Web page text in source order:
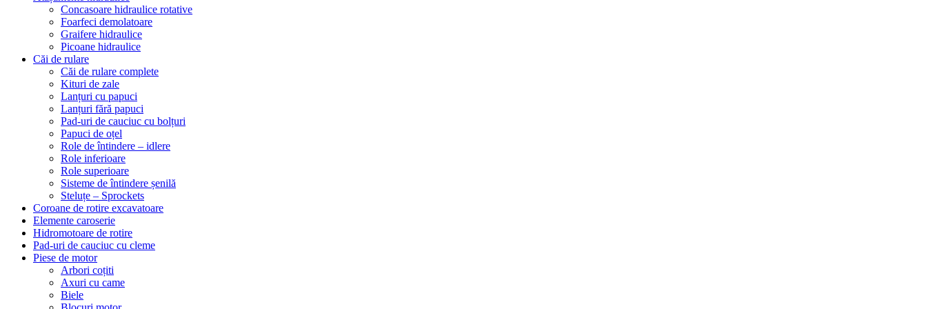
Concasoare hidraulice rotative
Foarfeci demolatoare
Graifere hidraulice
Picoane hidraulice
Căi de rulare
Căi de rulare complete
Kituri de zale
Lanțuri cu papuci
Lanțuri fără papuci
Pad-uri de cauciuc cu bolțuri
Papuci de oțel
Role de întindere – idlere
Role inferioare
Role superioare
Sisteme de întindere șenilă
Steluțe – Sprockets
Coroane de rotire excavatoare
Elemente caroserie
Hidromotoare de rotire
Pad-uri de cauciuc cu cleme
Piese de motor
Arbori coțiti
Axuri cu came
Biele